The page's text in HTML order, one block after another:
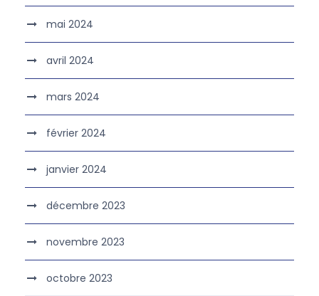
mai 2024
avril 2024
mars 2024
février 2024
janvier 2024
décembre 2023
novembre 2023
octobre 2023